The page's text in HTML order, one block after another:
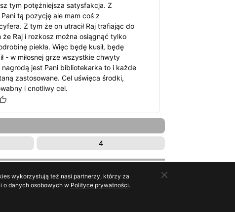
tym potężniejsza satysfakcja. Z
tą pozycję ale mam coś z
Z tym że on utracił Raj trafiając do
że Raj i rozkosz można osiągnąć tylko
piekła. Więc będę kusił, będę
- w miłosnej grze wszystkie chwyty
jest Pani bibliotekarka to i każde
zastosowane. Cel uświęca środki,
i cnotliwy cel.
4
wykorzystują też nasi partnerzy, którzy za
o danych osobowych w Polityce prywatności.